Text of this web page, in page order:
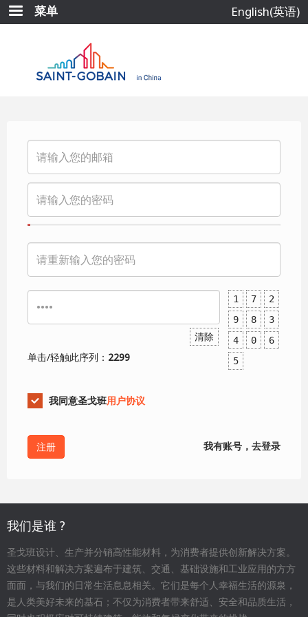
跳
转
菜单 English(英语)
清除
1 7
2
9
8
3
4
0
6
5
单击/轻触此序列： 2299
我同意圣戈班用户协议
我有账号，去登录
我们是谁 ?
圣戈班设计、生产并分销高性能材料，为消费者提供创新解决方案。
这些材料和解决方案遍布于建筑、交通、基础设施和工业应用的方方
面面，与我们的日常生活息息相关。它们是每个人幸福生活的源泉，
是人类美好未来的基石；不仅为消费者带来舒适、安全和品质生活，